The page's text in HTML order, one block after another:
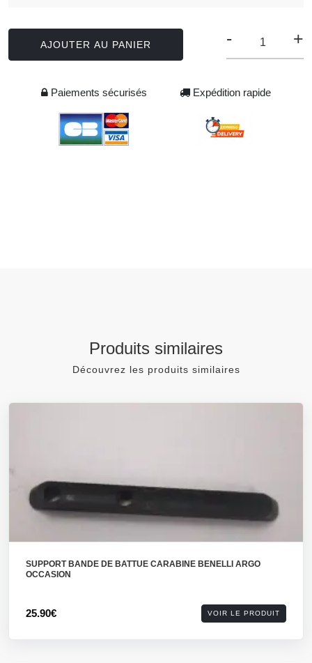
AJOUTER AU PANIER - +
Paiements sécurisés Expédition rapide
Produits similaires
Découvrez les produits similaires
SUPPORT BANDE DE BATTUE CARABINE BENELLI ARGO
OCCASION
25.90€ VOIR LE PRODUIT